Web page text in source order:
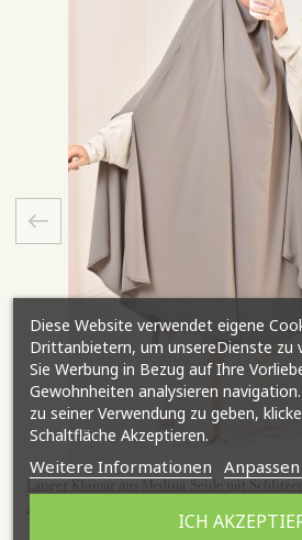
Langer Khimar aus Medina-Seide mit
Diese Website verwendet eigene
Drittanbietern, um unsereDienste zu
Sie Werbung in Bezug auf Ihre
Gewohnheiten analysieren
zu seiner Verwendung zu geben,
Schaltfläche Akzeptieren.
Weitere Informationen
ICH